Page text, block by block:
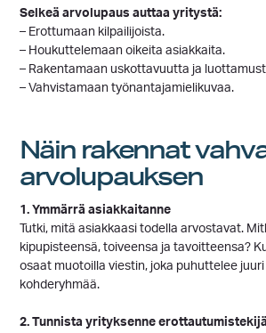
Selkeä arvolupaus auttaa yritystä:
– Erottumaan kilpailijoista.
– Houkuttelemaan oikeita asiakkaita.
– Rakentamaan uskottavuutta ja
– Vahvistamaan työnantajamielikuvaa.
Näin rakennat
arvolupauksen
1. Ymmärrä asiakkaitanne
Tutki, mitä asiakkaasi todella arvostavat.
kipupisteensä, toiveensa ja tavoitteensa?
osaat muotoilla viestin, joka puhuttelee juuri
kohderyhmää.
2. Tunnista yrityksenne